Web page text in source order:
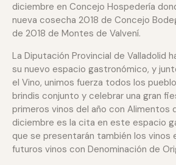
diciembre en Concejo Hospedería
nueva cosecha 2018 de Concejo
de 2018 de Montes de Valvení.
La Diputación Provincial de Valladolid
su nuevo espacio gastronómico, y
el Vino, unimos fuerza todos los
brindis conjunto y celebrar una gran
primeros vinos del año con Alimentos
diciembre es la cita en este espacio
que se presentarán también los vinos
futuros vinos con Denominación de